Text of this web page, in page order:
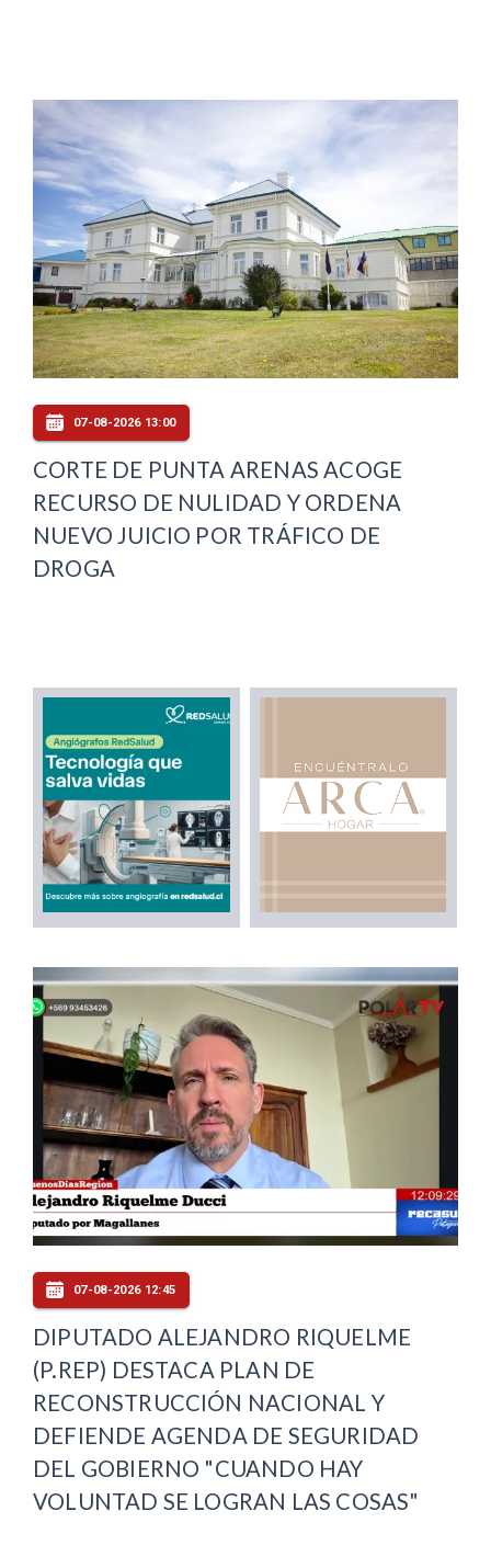
07-08-2026 13:00
CORTE DE PUNTA ARENAS ACOGE
RECURSO DE NULIDAD Y ORDENA
NUEVO JUICIO POR TRÁFICO DE
DROGA
07-08-2026 12:45
DIPUTADO ALEJANDRO RIQUELME
(P.REP) DESTACA PLAN DE
RECONSTRUCCIÓN NACIONAL Y
DEFIENDE AGENDA DE SEGURIDAD
DEL GOBIERNO "CUANDO HAY
VOLUNTAD SE LOGRAN LAS COSAS"